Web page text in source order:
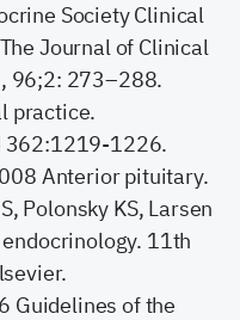
Society Clinical
Journal of Clinical
96;2: 273–288.
practice.
362:1219-1226.
Anterior pituitary.
Polonsky KS, Larsen
11th
Guidelines of the